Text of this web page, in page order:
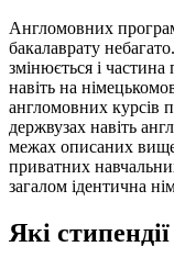
Англомовних
бакалаврату
змінюється і
навіть на
англомовних курсів
держвузах навіть
межах описаних вище
приватних
загалом ідентична
Які